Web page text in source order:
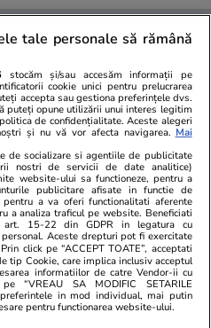
a șocat la
Baresi »
GSP.ro
ȘOCANT:
fost ucis în
stradal!
tale personale să rămână
stocăm și/sau accesăm informații pe
cookie unici pentru prelucrarea
accepta sau gestiona preferințele dvs.
puteți opune utilizării unui interes legitim
de confidențialitate. Aceste alegeri
și nu vă vor afecta navigarea. Mai
de socializare si agentiile de publicitate
nostri de servicii de date analitice)
website-ului sa functioneze, pentru a
publicitare afisate in functie de
a va oferi functionalitati aferente
a analiza traficul pe website. Beneficiati
art. 15-22 din GDPR in legatura cu
Aceste drepturi pot fi exercitate
click pe “ACCEPT TOATE”, acceptati
tip Cookie, care implica inclusiv acceptul
informatiilor de catre Vendor-ii cu
“VREAU SA MODIFIC SETARILE
in mod individual, mai putin
pentru functionarea website-ului.